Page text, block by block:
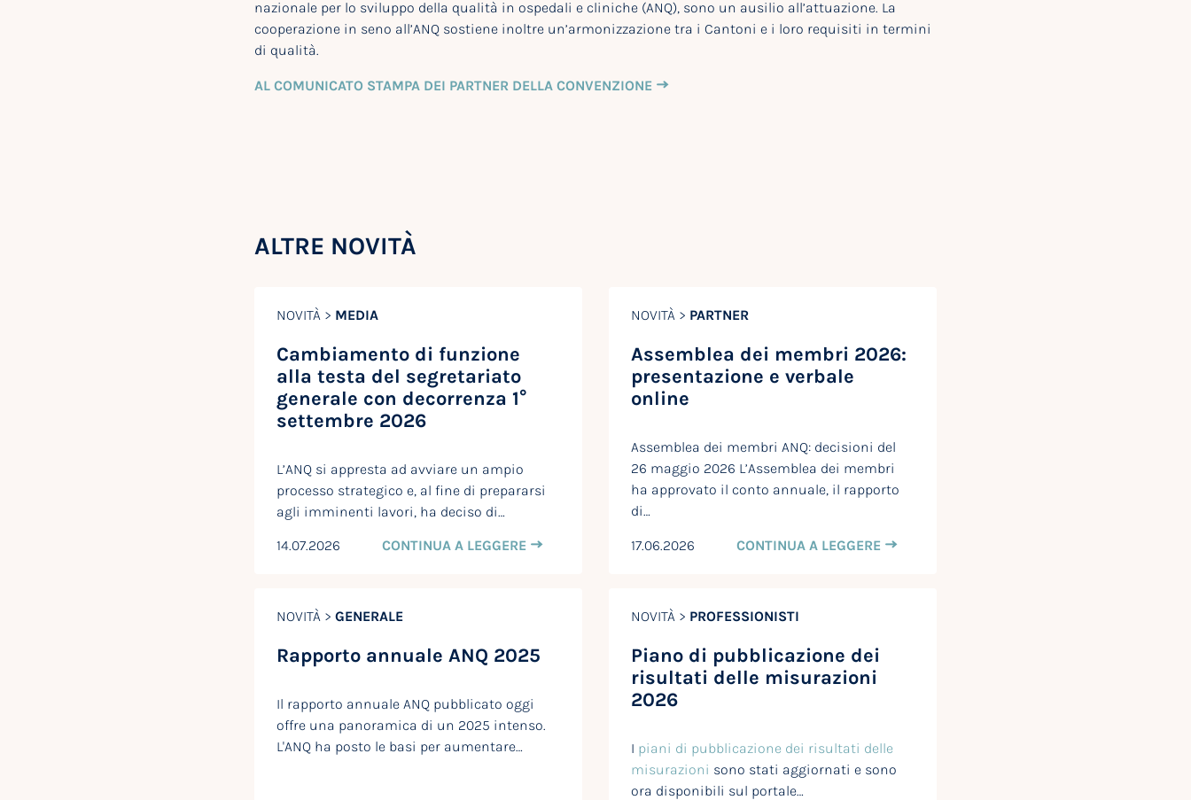
nazionale per lo sviluppo della qualità in ospedali e cliniche (ANQ), sono un ausilio all’attuazione. La
cooperazione in seno all’ANQ sostiene inoltre un’armonizzazione tra i Cantoni e i loro requisiti in termini
di qualità.
AL COMUNICATO STAMPA DEI PARTNER DELLA CONVENZIONE
ALTRE NOVITÀ
NOVITÀ > MEDIA
Cambiamento di funzione
alla testa del segretariato
generale con decorrenza 1°
settembre 2026
L’ANQ si appresta ad avviare un ampio
processo strategico e, al fine di prepararsi
agli imminenti lavori, ha deciso di…
14.07.2026
CONTINUA A LEGGERE
NOVITÀ > PARTNER
Assemblea dei membri 2026:
presentazione e verbale
online
Assemblea dei membri ANQ: decisioni del
26 maggio 2026 L’Assemblea dei membri
ha approvato il conto annuale, il rapporto
di…
17.06.2026 CONTINUA A LEGGERE
NOVITÀ > GENERALE
Rapporto annuale ANQ 2025
Il rapporto annuale ANQ pubblicato oggi
offre una panoramica di un 2025 intenso.
L'ANQ ha posto le basi per aumentare…
NOVITÀ > PROFESSIONISTI
Piano di pubblicazione dei
risultati delle misurazioni
2026
I piani di pubblicazione dei risultati delle
misurazioni sono stati aggiornati e sono
ora disponibili sul portale…